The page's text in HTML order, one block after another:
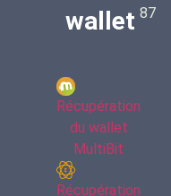
wallet
Récupération
du wallet
MultiBit
Récupération
87